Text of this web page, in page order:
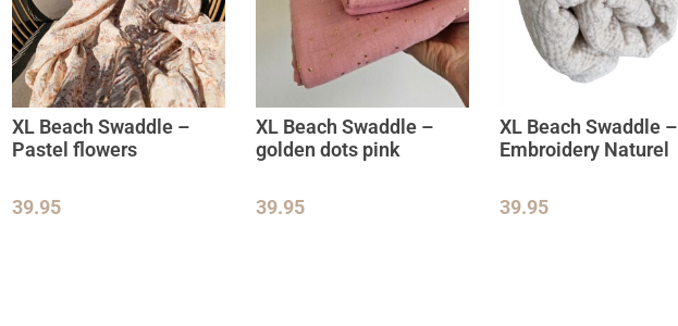
XL Beach Swaddle –
Pastel flowers
39.95
XL Beach Swaddle –
golden dots pink
39.95
XL Beach Swaddle –
Embroidery Naturel
39.95